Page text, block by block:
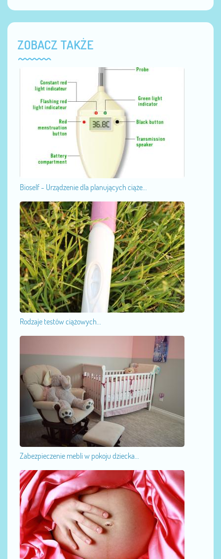
ZOBACZ TAKŻE
Bioself - Urządzenie dla planujących ciąże...
Rodzaje testów ciążowych...
Zabezpieczenie mebli w pokoju dziecka...